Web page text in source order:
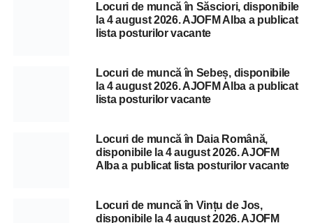
Locuri de muncă în Săsciori, disponibile
la 4 august 2026. AJOFM Alba a publicat
lista posturilor vacante
Locuri de muncă în Sebeș, disponibile
la 4 august 2026. AJOFM Alba a publicat
lista posturilor vacante
Locuri de muncă în Daia Română,
disponibile la 4 august 2026. AJOFM
Alba a publicat lista posturilor vacante
Locuri de muncă în Vințu de Jos,
disponibile la 4 august 2026. AJOFM